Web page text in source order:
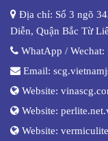
Địa chỉ: Số 3 ngõ
Diễn, Quận Bắc Từ
WhatApp / Wechat:
Email:
Website:
Website:
Website: